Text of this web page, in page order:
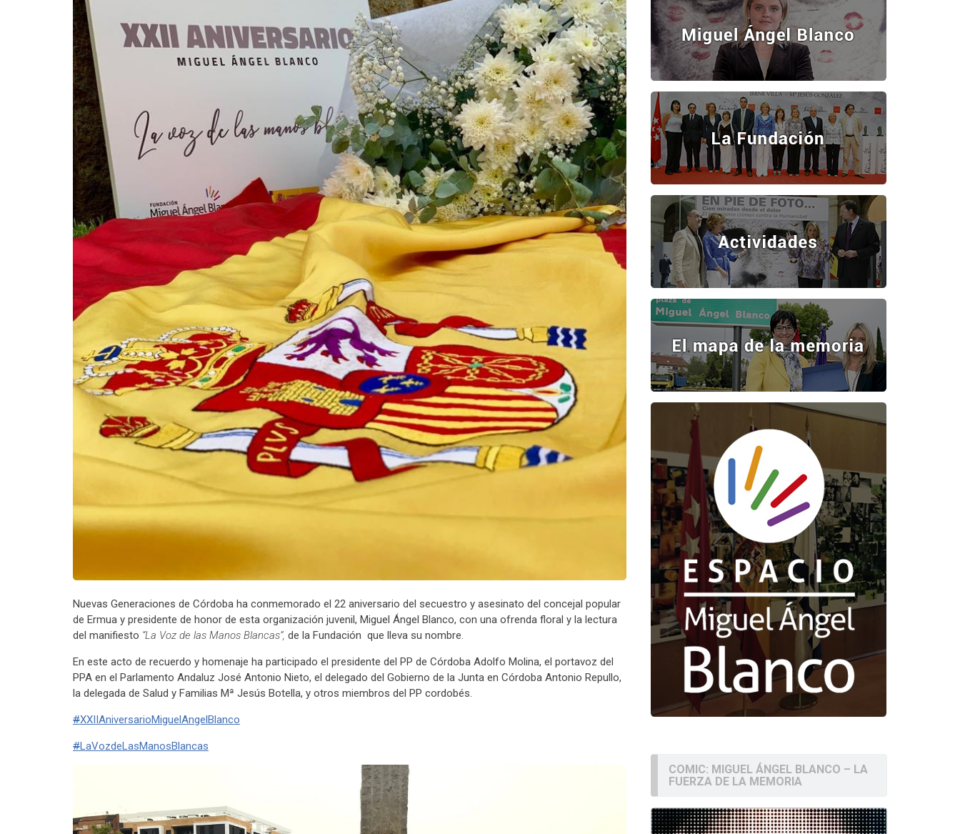
Nuevas Generaciones de Córdoba ha conmemorado el 22 aniversario del secuestro y asesinato del concejal popular
de Ermua y presidente de honor de esta organización juvenil, Miguel Ángel Blanco, con una ofrenda floral y la lectura
del manifiesto “La Voz de las Manos Blancas”, de la Fundación que lleva su nombre.
En este acto de recuerdo y homenaje ha participado el presidente del PP de Córdoba Adolfo Molina, el portavoz del
PPA en el Parlamento Andaluz José Antonio Nieto, el delegado del Gobierno de la Junta en Córdoba Antonio Repullo,
la delegada de Salud y Familias Mª Jesús Botella, y otros miembros del PP cordobés.
#XXIIAniversarioMiguelAngelBlanco
#LaVozdeLasManosBlancas
COMIC: MIGUEL ÁNGEL BLANCO – LA
FUERZA DE LA MEMORIA